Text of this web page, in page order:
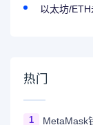
以太坊/
热门
1 MetaMask